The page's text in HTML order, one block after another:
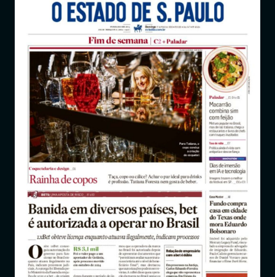
Início
Revistas
Jornais
Notícias
Entrar